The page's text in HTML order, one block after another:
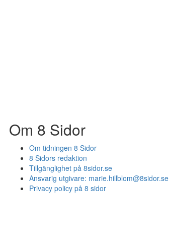
Om 8 Sidor
Om tidningen 8 Sidor
8 Sidors redaktion
Tillgänglighet på 8sidor.se
Ansvarig utgivare: marie.hillblom@8sidor.se
Privacy policy på 8 sidor